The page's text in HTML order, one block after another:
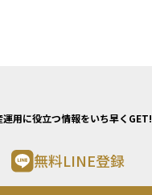
運用に役立つ情報をいち早くGET!
無料LINE登録